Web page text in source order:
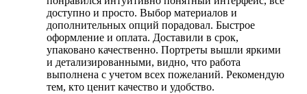
доступно и просто. Выбор материалов и
дополнительных опций порадовал. Быстрое
оформление и оплата. Доставили в срок,
упаковано качественно. Портреты вышли яркими
и детализированными, видно, что работа
выполнена с учетом всех пожеланий. Рекомендую
тем, кто ценит качество и удобство.